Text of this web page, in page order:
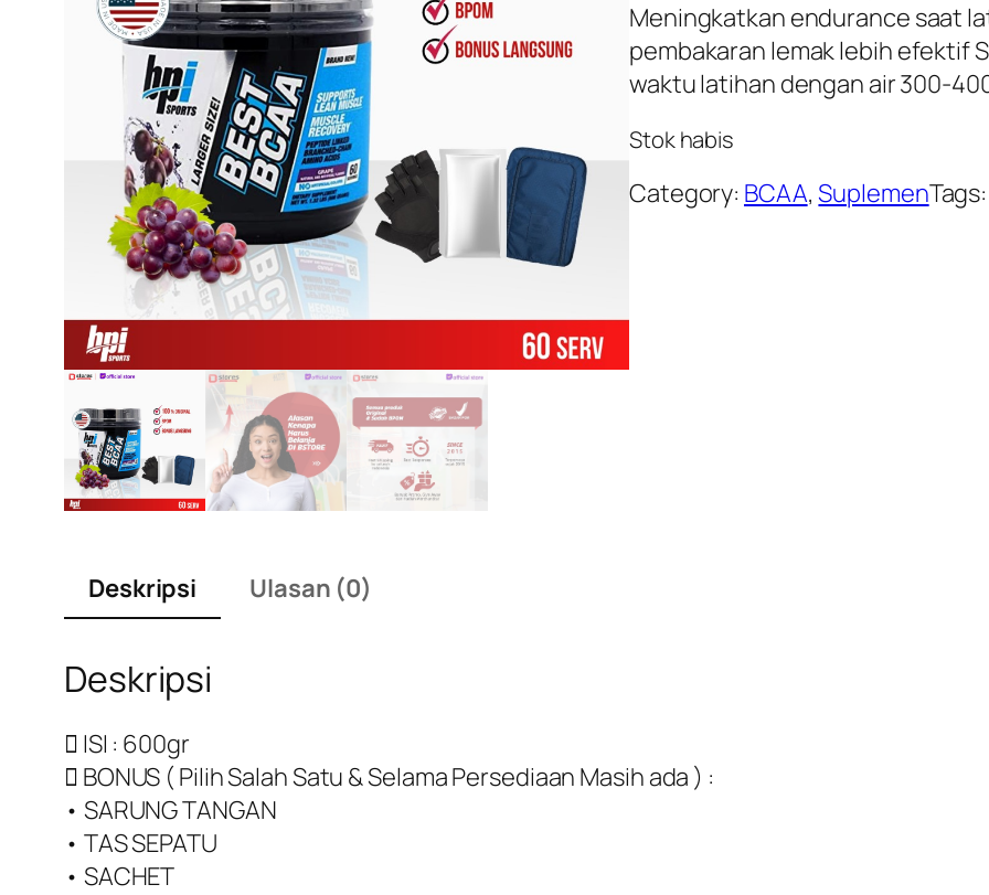
Meningkatkan endurance saat
pembakaran lemak lebih efektif
waktu latihan dengan air 300-
Stok habis
Category: BCAA, SuplemenTags:
Deskripsi Ulasan (0)
Deskripsi
 ISI : 600gr
 BONUS ( Pilih Salah Satu & Selama Persediaan Masih ada ) :
• SARUNG TANGAN
• TAS SEPATU
• SACHET